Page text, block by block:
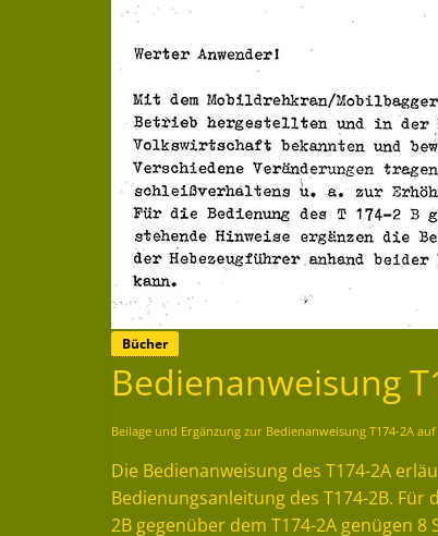
Bücher
Bedienanweisung
Beilage und Ergänzung zur Bedienanweisung T174-2A auf
Die Bedienanweisung des T174-2A
Bedienungsanleitung des T174-2B.
2B gegenüber dem T174-2A genügen